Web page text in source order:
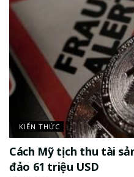
KIẾN THỨC
Cách Mỹ tịch thu tài
đảo 61 triệu USD